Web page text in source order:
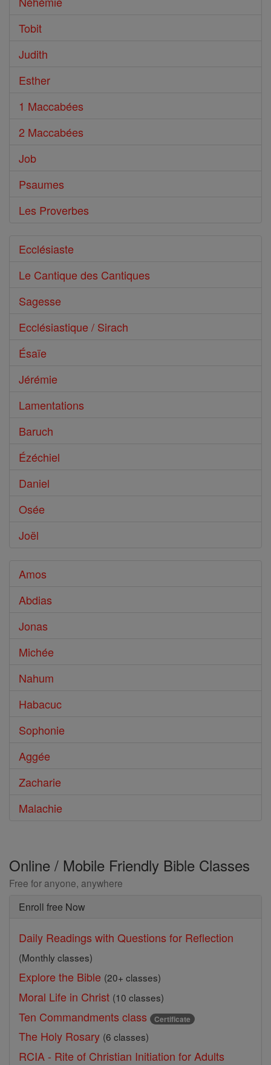
Tobit
Judith
Esther
1 Maccabées
2 Maccabées
Job
Psaumes
Les Proverbes
Ecclésiaste
Le Cantique des Cantiques
Sagesse
Ecclésiastique / Sirach
Ésaïe
Jérémie
Lamentations
Baruch
Ézéchiel
Daniel
Osée
Joël
Amos
Abdias
Jonas
Michée
Nahum
Habacuc
Sophonie
Aggée
Zacharie
Malachie
Online / Mobile Friendly Bible Classes
Free for anyone, anywhere
Enroll free Now
Daily Readings with Questions for Reflection
(Monthly classes)
Explore the Bible (20+ classes)
Moral Life in Christ (10 classes)
Ten Commandments class Certificate
The Holy Rosary (6 classes)
RCIA - Rite of Christian Initiation for Adults